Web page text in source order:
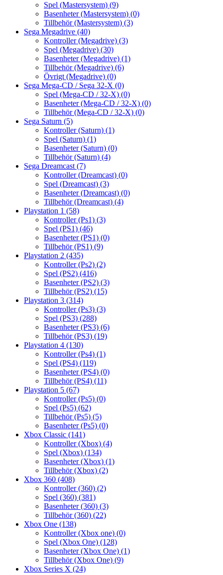
Spel (Mastersystem) (9)
Basenheter (Mastersystem) (0)
Tillbehör (Mastersystem) (3)
Sega Megadrive (40)
Kontroller (Megadrive) (3)
Spel (Megadrive) (30)
Basenheter (Megadrive) (1)
Tillbehör (Megadrive) (6)
Övrigt (Megadrive) (0)
Sega Mega-CD / Sega 32-X (0)
Spel (Mega-CD / 32-X) (0)
Basenheter (Mega-CD / 32-X) (0)
Tillbehör (Mega-CD / 32-X) (0)
Sega Saturn (5)
Kontroller (Saturn) (1)
Spel (Saturn) (1)
Basenheter (Saturn) (0)
Tillbehör (Saturn) (4)
Sega Dreamcast (7)
Kontroller (Dreamcast) (0)
Spel (Dreamcast) (3)
Basenheter (Dreamcast) (0)
Tillbehör (Dreamcast) (4)
Playstation 1 (58)
Kontroller (Ps1) (3)
Spel (PS1) (46)
Basenheter (PS1) (0)
Tillbehör (PS1) (9)
Playstation 2 (435)
Kontroller (Ps2) (2)
Spel (PS2) (416)
Basenheter (PS2) (3)
Tillbehör (PS2) (15)
Playstation 3 (314)
Kontroller (Ps3) (3)
Spel (PS3) (288)
Basenheter (PS3) (6)
Tillbehör (PS3) (19)
Playstation 4 (130)
Kontroller (Ps4) (1)
Spel (PS4) (119)
Basenheter (PS4) (0)
Tillbehör (PS4) (11)
Playstation 5 (67)
Kontroller (Ps5) (0)
Spel (Ps5) (62)
Tillbehör (Ps5) (5)
Basenheter (Ps5) (0)
Xbox Classic (141)
Kontroller (Xbox) (4)
Spel (Xbox) (134)
Basenheter (Xbox) (1)
Tillbehör (Xbox) (2)
Xbox 360 (408)
Kontroller (360) (2)
Spel (360) (381)
Basenheter (360) (3)
Tillbehör (360) (22)
Xbox One (138)
Kontroller (Xbox one) (0)
Spel (Xbox One) (128)
Basenheter (Xbox One) (1)
Tillbehör (Xbox One) (9)
Xbox Series X (24)